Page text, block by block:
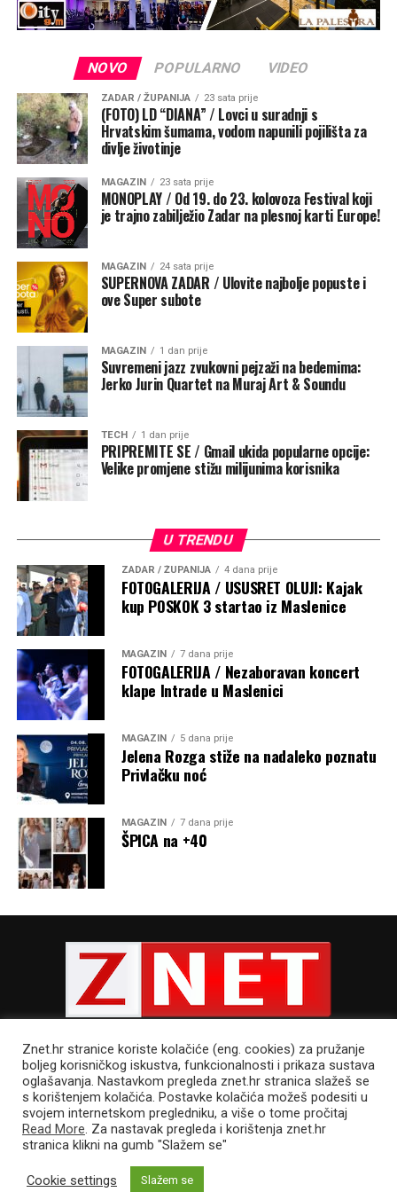
izlazak tako da će nakon svake cjelovečernje predstave i
razgovora plesnih kritičara Maje Đurinović, Ive Nerine
razgovor i druženje se nastaviti voditi uz DJ glazbeni
mikser domaćih izvođača. Kronike Festivala mogu se
pratiti na programu HRT3.
Pokrovitelji festival Monoplay, osamnaestog po redu, su
Grad Zadar, Ministarstvo kulture i medija RH, Zadarska
županija, TZG Zadra, Ministarstvo za kulturo Republike
Slovenije, HNK Zadar, Kazalište lutaka Zadar i Zaklada
Kultura nova.
NOVO POPULARNO VIDEO
ZADAR / ŽUPANIJA 23 sata prije
(FOTO) LD “DIANA” / Lovci u suradnji s
Hrvatskim šumama, vodom napunili pojilišta za
divlje životinje
MAGAZIN 23 sata prije
MONOPLAY / Od 19. do 23. kolovoza Festival koji
je trajno zabilježio Zadar na plesnoj karti Europe!
MAGAZIN 24 sata prije
SUPERNOVA ZADAR / Ulovite najbolje popuste i
ove Super subote
MAGAZIN 1 dan prije
Suvremeni jazz zvukovni pejzaži na bedemima:
Jerko Jurin Quartet na Muraj Art & Soundu
TECH 1 dan prije
PRIPREMITE SE / Gmail ukida popularne opcije:
Velike promjene stižu milijunima korisnika
U TRENDU
ZADAR / ŽUPANIJA 4 dana prije
FOTOGALERIJA / USUSRET OLUJI: Kajak
kup POSKOK 3 startao iz Maslenice
MAGAZIN 7 dana prije
FOTOGALERIJA / Nezaboravan koncert
klape Intrade u Maslenici
MAGAZIN 5 dana prije
Jelena Rozga stiže na nadaleko poznatu
Privlačku noć
MAGAZIN 7 dana prije
ŠPICA na +40
POLITIKA PRIVATNOSTI UVJETI KORIŠTENJA
IMPRESSUM
CJENIK OGLAŠAVANJA
Znet.hr stranice koriste kolačiće (eng. cookies) za pružanje
boljeg korisničkog iskustva, funkcionalnosti i prikaza sustava
oglašavanja. Nastavkom pregleda znet.hr stranica slažeš se
s korištenjem kolačića. Postavke kolačića možeš podesiti u
svojem internetskom pregledniku, a više o tome pročitaj
Read More. Za nastavak pregleda i korištenja znet.hr
stranica klikni na gumb "Slažem se"
Cookie settings Slažem se